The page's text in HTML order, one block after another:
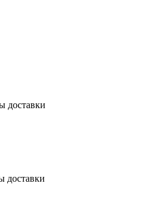
доставки
доставки